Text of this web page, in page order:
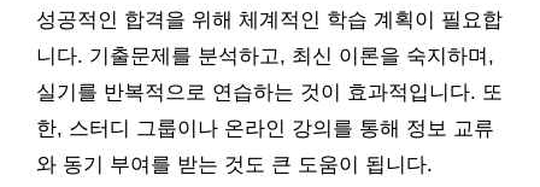
성공적인 합격을 위해 체계적인 학습 계획이 필요합
니다. 기출문제를 분석하고, 최신 이론을 숙지하며,
실기를 반복적으로 연습하는 것이 효과적입니다. 또
한, 스터디 그룹이나 온라인 강의를 통해 정보 교류
와 동기 부여를 받는 것도 큰 도움이 됩니다.